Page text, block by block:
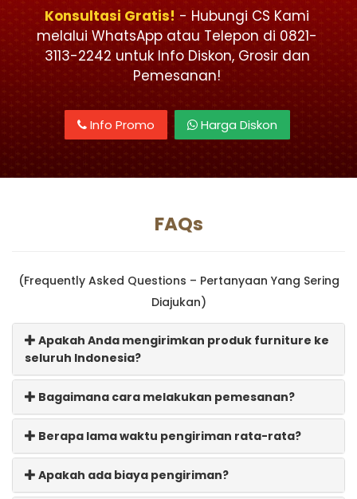
Konsultasi Gratis! - Hubungi CS Kami
melalui WhatsApp atau Telepon di 0821-
3113-2242 untuk Info Diskon, Grosir dan
Pemesanan!
Info Promo Harga Diskon
FAQs
(Frequently Asked Questions – Pertanyaan Yang Sering
Diajukan)
Apakah Anda mengirimkan produk furniture ke
seluruh Indonesia?
Bagaimana cara melakukan pemesanan?
Berapa lama waktu pengiriman rata-rata?
Apakah ada biaya pengiriman?